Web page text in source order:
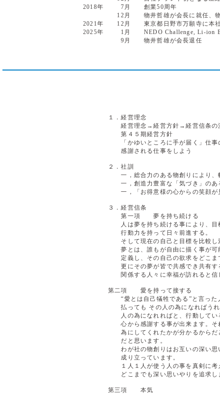
2018年
7月
創業50周年
12月
物井哲雄が会長に就任、
2021年
12月
東京都日野市万願寺に本
2025年
1月
NEDO Challenge, Li-ion
9月
物井哲雄が会長退任
１．経営理念
経営理念→経営方針→経営信条の
第４５期経営方針
「かゆいところに手が届く」仕事
感謝される仕事をしよう
２．社訓
一，総合力のある物創りにより、
一，創造力豊富な「気づき」のあ
一，「お得意様の心からの笑顔が
３．経営信条
第一項 夢を持ち続ける
人は夢を持ち続ける事により、目
行動力を持って日々前進する。
そして現在の自己と目標を比較し
夢とは、誰もが自由に描く事が可
定義し、その自己の欲求をどこま
更にその夢が皆で共感でき共有す
関係する人々に幸福が訪れると信
第二項 愛を持って接する
“愛とは自己犠牲である”と言った
払っても その人の為になればうれ
人の為になれればと、行動してい
心から感謝する事が出来ます。そ
為にしてくれたかが分かるからだ
だと思います。
わが社の物創りはお互いの深い思
成り立っています。
１人１人が使う人の事を真剣に考
どこまでも深い思いやりを追求し
第三項 本気